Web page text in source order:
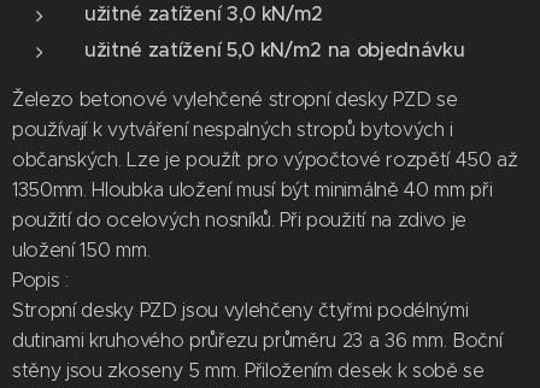
užitné zatížení 3,0 kN/m2
užitné zatížení 5,0 kN/m2 na objednávku
Železo betonové vylehčené stropní desky PZD se
používají k vytváření nespalných stropů bytových i
občanských. Lze je použít pro výpočtové rozpětí 450 až
1350mm. Hloubka uložení musí být minimálně 40 mm při
použití do ocelových nosníků. Při použití na zdivo je
uložení 150 mm.
Popis :
Stropní desky PZD jsou vylehčeny čtyřmi podélnými
dutinami kruhového průřezu průměru 23 a 36 mm. Boční
stěny jsou zkoseny 5 mm. Přiložením desek k sobě se